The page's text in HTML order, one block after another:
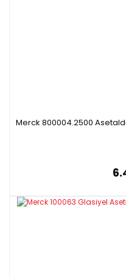
Merck 800004.2500